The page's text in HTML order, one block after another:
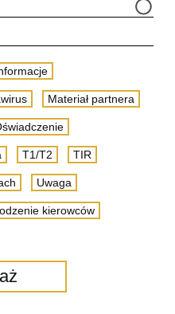
Materiał partnera
T1/T2 TIR
Uwaga
kierowców